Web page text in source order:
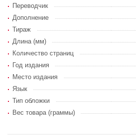
Переводчик
Дополнение
Тираж
Длина (мм)
Количество страниц
Год издания
Место издания
Язык
Тип обложки
Вес товара (граммы)